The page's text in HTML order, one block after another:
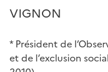
VIGNON
* Président de
et de l’exclusion